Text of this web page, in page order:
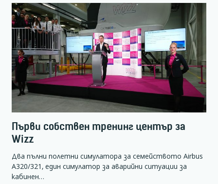
Първи собствен тренинг център за
Wizz
Два пълни полетни симулатора за семейството Airbus
A320/321, един симулатор за аварийни ситуации за
кабинен…